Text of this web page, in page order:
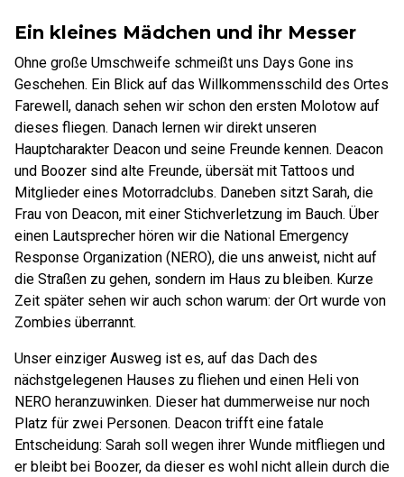
Ein kleines Mädchen und ihr Messer
Ohne große Umschweife schmeißt uns Days Gone ins
Geschehen. Ein Blick auf das Willkommensschild des Ortes
Farewell, danach sehen wir schon den ersten Molotow auf
dieses fliegen. Danach lernen wir direkt unseren
Hauptcharakter Deacon und seine Freunde kennen. Deacon
und Boozer sind alte Freunde, übersät mit Tattoos und
Mitglieder eines Motorradclubs. Daneben sitzt Sarah, die
Frau von Deacon, mit einer Stichverletzung im Bauch. Über
einen Lautsprecher hören wir die National Emergency
Response Organization (NERO), die uns anweist, nicht auf
die Straßen zu gehen, sondern im Haus zu bleiben. Kurze
Zeit später sehen wir auch schon warum: der Ort wurde von
Zombies überrannt.
Unser einziger Ausweg ist es, auf das Dach des
nächstgelegenen Hauses zu fliehen und einen Heli von
NERO heranzuwinken. Dieser hat dummerweise nur noch
Platz für zwei Personen. Deacon trifft eine fatale
Entscheidung: Sarah soll wegen ihrer Wunde mitfliegen und
er bleibt bei Boozer, da dieser es wohl nicht allein durch die